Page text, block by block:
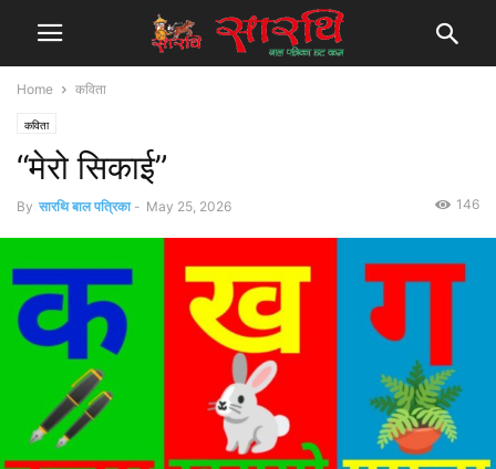
Home कविता
कविता
“मेरो सिकाई”
By सारथि बाल पत्रिका - May 25, 2026 146